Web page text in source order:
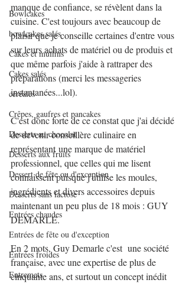
Bowlcakes
bowlcakes salés
Cakes et muffins
Cakes salés
céréales
Crêpes, gaufres et pancakes
Desserts au chocolat
Desserts aux fruits
Dessert de fête ou d'exception
Desserts sans lactose
Entrées chaudes
Entrées de fête ou d'exception
Entrées froides
Entremets
manque de confiance, se révèlent dans la
cuisine. C'est toujours avec beaucoup de
plaisir que je conseille certaines d'entre vous
sur leurs achats de matériel ou de produis et
que même parfois j'aide à rattraper des
préparations (merci les messageries
instantanées...lol).
C'est donc forte de ce constat que j'ai décidé
de devenir conseillère culinaire en
représentant une marque de matériel
professionnel, que celles qui me lisent
connaissent puisque j'utilise les moules,
ingrédients et divers accessoires depuis
maintenant un peu plus de 18 mois : GUY
DEMARLE.
En 2 mots, Guy Demarle c'est  une société
française, avec une expertise de plus de
cinquante ans, et surtout un concept inédit